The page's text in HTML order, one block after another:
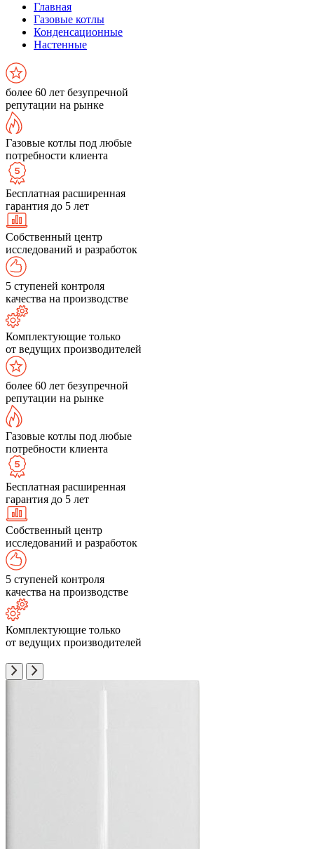
Главная
Газовые котлы
Конденсационные
Настенные
более 60 лет безупречной
репутации на рынке
Газовые котлы под любые
потребности клиента
Бесплатная расширенная
гарантия до 5 лет
Собственный центр
исследований и разработок
5 ступеней контроля
качества на производстве
Комплектующие только
от ведущих производителей
более 60 лет безупречной
репутации на рынке
Газовые котлы под любые
потребности клиента
Бесплатная расширенная
гарантия до 5 лет
Собственный центр
исследований и разработок
5 ступеней контроля
качества на производстве
Комплектующие только
от ведущих производителей